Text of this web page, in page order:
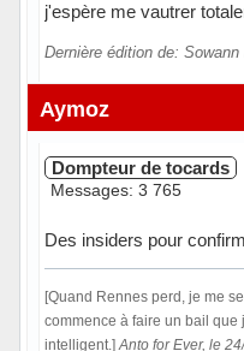
j'espère me vautrer
Dernière édition de:
Hors ligne
Aymoz
Dompteur de tocards
Messages: 3 765
Des insiders pour
[Quand Rennes perd, je me
commence à faire un bail que
intelligent.]Anto for Ever, le